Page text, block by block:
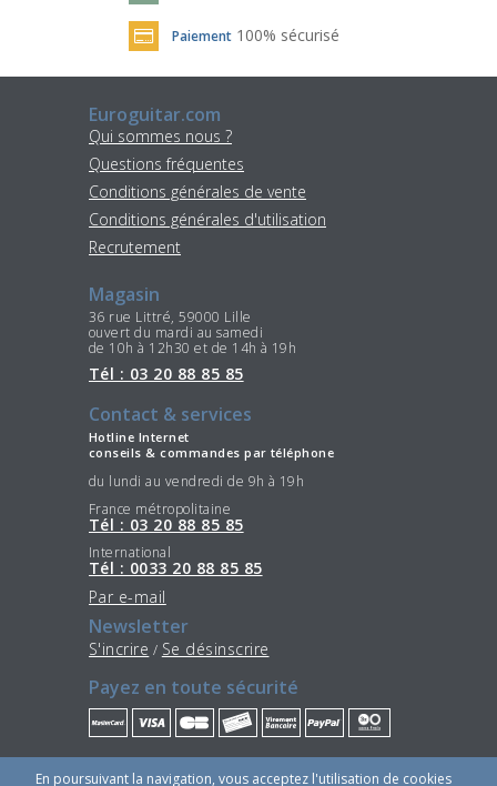
Paiement 100% sécurisé
Euroguitar.com
Qui sommes nous ?
Questions fréquentes
Conditions générales de vente
Conditions générales d'utilisation
Recrutement
Magasin
36 rue Littré, 59000 Lille
ouvert du mardi au samedi
de 10h à 12h30 et de 14h à 19h
Tél : 03 20 88 85 85
Contact & services
Hotline Internet
conseils & commandes par téléphone
du lundi au vendredi de 9h à 19h
France métropolitaine
Tél : 03 20 88 85 85
International
Tél : 0033 20 88 85 85
Par e-mail
Newsletter
S'incrire / Se désinscrire
Payez en toute sécurité
Restez connectés
En poursuivant la navigation, vous acceptez l'utilisation de cookies